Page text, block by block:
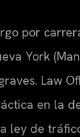
por
York
Law
en la
ley de